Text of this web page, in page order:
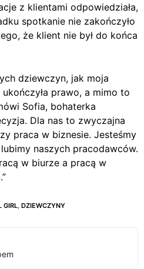
z klientami odpowiedziała,
spotkanie nie zakończyło
że klient nie był do końca
dziewczyn, jak moja
prawo, a mimo to
Sofia, bohaterka
Dla nas to zwyczajna
praca w biznesie. Jesteśmy
naszych pracodawców.
w biurze a pracą w
GIRL, DZIEWCZYNY